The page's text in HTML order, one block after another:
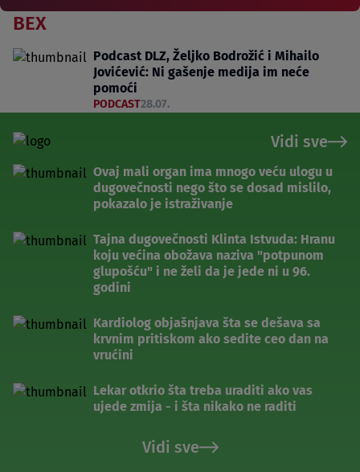
BEX
Podcast DLZ, Željko Bodrožić i Mihailo
Jovićević: Ni gašenje medija im neće
pomoći
PODCAST28.07.
Vidi sve
Ovaj mali organ ima mnogo veću ulogu u
dugovečnosti nego što se dosad mislilo,
pokazalo je istraživanje
Tajna dugovečnosti Klinta Istvuda: Hranu
koju većina obožava naziva "potpunom
glupošću" i ne želi da je jede ni u 96.
godini
Kardiolog objašnjava šta se dešava sa
krvnim pritiskom ako sedite ceo dan na
vrućini
Lekar otkrio šta treba uraditi ako vas
ujede zmija - i šta nikako ne raditi
Vidi sve